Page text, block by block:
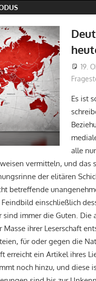
19.
Es ist
alle
vermitteln, und das
der elitären
betreffende
einschließlich
sind immer die Guten.
ihrer Leserschaft
für oder gegen die
erreicht ein Artikel ihres
noch hinzu, und diese